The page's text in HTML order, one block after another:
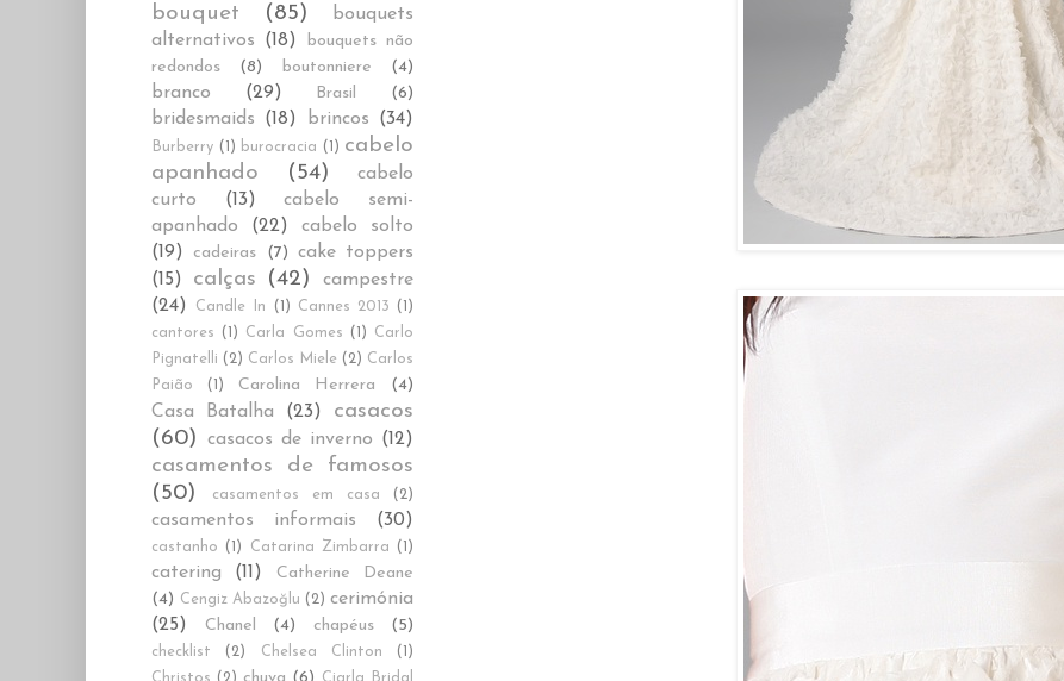
bouquet (85)
bouquets
alternativos
(18)
bouquets não
redondos
(8) boutonniere (4)
branco (29) Brasil (6)
bridesmaids (18) brincos (34)
Burberry (1) burocracia (1) cabelo
apanhado
(54)
cabelo
curto
(13)
cabelo semi-
apanhado
(22)
cabelo solto
(19)
cadeiras (7) cake toppers
(15)
calças (42)
campestre
(24)
Candle In (1) Cannes 2013
(1)
cantores
(1) Carla Gomes (1)
Carlo
Pignatelli (2) Carlos Miele (2) Carlos
Paião
(1) Carolina Herrera (4)
Casa Batalha (23)
casacos
(60)
casacos de inverno (12)
casamentos de famosos
(50)
casamentos em casa (2)
casamentos informais (30)
castanho (1) Catarina Zimbarra (1)
catering (11)
Catherine Deane
(4) Cengiz Abazoğlu (2) cerimónia
(25)
Chanel (4) chapéus (5)
checklist (2) Chelsea Clinton
(1)
Christos (2)
Ciarla Bridal